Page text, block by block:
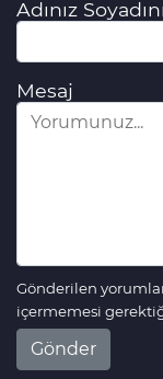
Adınız
Mesaj
Gönderilen
içermemesi
Gönder